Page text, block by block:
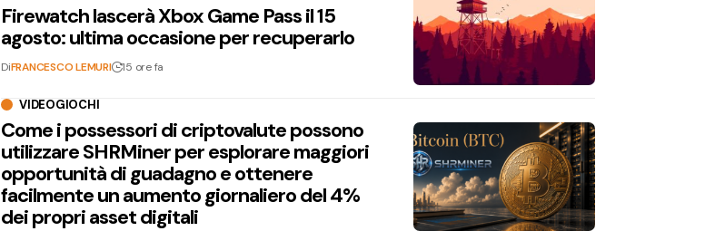
Firewatch lascerà Xbox Game Pass il 15
agosto: ultima occasione per recuperarlo
DiFRANCESCO LEMURI 15 ore fa
VIDEOGIOCHI
Come i possessori di criptovalute possono
utilizzare SHRMiner per esplorare maggiori
opportunità di guadagno e ottenere
facilmente un aumento giornaliero del 4%
dei propri asset digitali